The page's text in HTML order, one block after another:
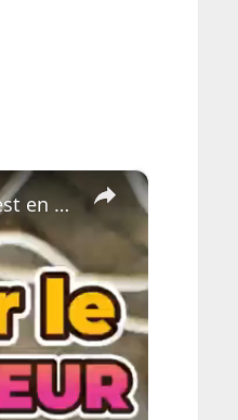
×
Télérupteur expliqué simplement : schéma, câblage et test en 5 minutes